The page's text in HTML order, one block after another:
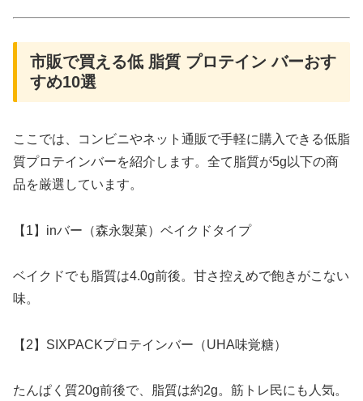
市販で買える低 脂質 プロテイン バーおす
すめ10選
ここでは、コンビニやネット通販で手軽に購入できる低脂
質プロテインバーを紹介します。全て脂質が5g以下の商
品を厳選しています。
【1】inバー（森永製菓）ベイクドタイプ
ベイクドでも脂質は4.0g前後。甘さ控えめで飽きがこない
味。
【2】SIXPACKプロテインバー（UHA味覚糖）
たんぱく質20g前後で、脂質は約2g。筋トレ民にも人気。